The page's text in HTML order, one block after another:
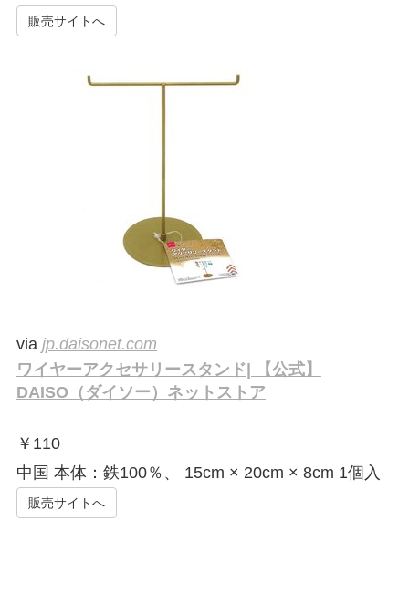
販売サイトへ
via jp.daisonet.com
ワイヤーアクセサリースタンド| 【公式】
DAISO（ダイソー）ネットストア
￥ 110
中国 本体：鉄100％、 15cm × 20cm × 8cm 1個入
販売サイトへ